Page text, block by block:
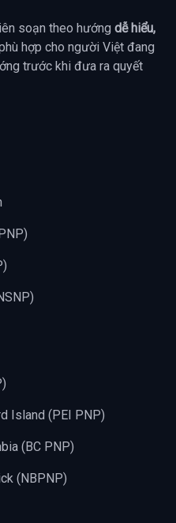
soạn theo hướng dễ hiểu,
hợp cho người Việt đang
trước khi đưa ra quyết
Island (PEI PNP)
(BC PNP)
(NBPNP)